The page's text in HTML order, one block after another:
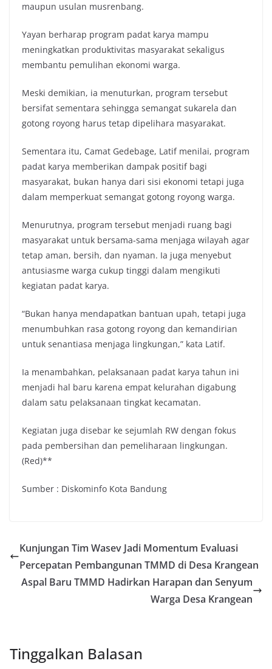
maupun usulan musrenbang.
Yayan berharap program padat karya mampu
meningkatkan produktivitas masyarakat sekaligus
membantu pemulihan ekonomi warga.
Meski demikian, ia menuturkan, program tersebut
bersifat sementara sehingga semangat sukarela dan
gotong royong harus tetap dipelihara masyarakat.
Sementara itu, Camat Gedebage, Latif menilai, program
padat karya memberikan dampak positif bagi
masyarakat, bukan hanya dari sisi ekonomi tetapi juga
dalam memperkuat semangat gotong royong warga.
Menurutnya, program tersebut menjadi ruang bagi
masyarakat untuk bersama-sama menjaga wilayah agar
tetap aman, bersih, dan nyaman. Ia juga menyebut
antusiasme warga cukup tinggi dalam mengikuti
kegiatan padat karya.
“Bukan hanya mendapatkan bantuan upah, tetapi juga
menumbuhkan rasa gotong royong dan kemandirian
untuk senantiasa menjaga lingkungan,” kata Latif.
Ia menambahkan, pelaksanaan padat karya tahun ini
menjadi hal baru karena empat kelurahan digabung
dalam satu pelaksanaan tingkat kecamatan.
Kegiatan juga disebar ke sejumlah RW dengan fokus
pada pembersihan dan pemeliharaan lingkungan.
(Red)**
Sumber : Diskominfo Kota Bandung
Kunjungan Tim Wasev Jadi Momentum Evaluasi
Percepatan Pembangunan TMMD di Desa Krangean
Aspal Baru TMMD Hadirkan Harapan dan Senyum
Warga Desa Krangean
Tinggalkan Balasan